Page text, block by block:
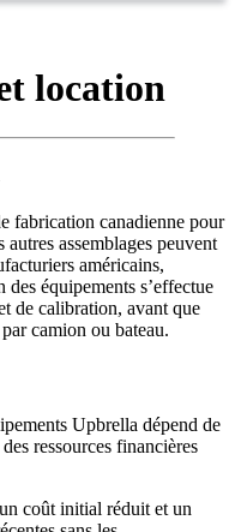
location
fabrication canadienne pour
assemblages peuvent
américains,
équipements s’effectue
de calibration, avant que
camion ou bateau.
Upbrella dépend de
ressources financières
coût initial réduit et un